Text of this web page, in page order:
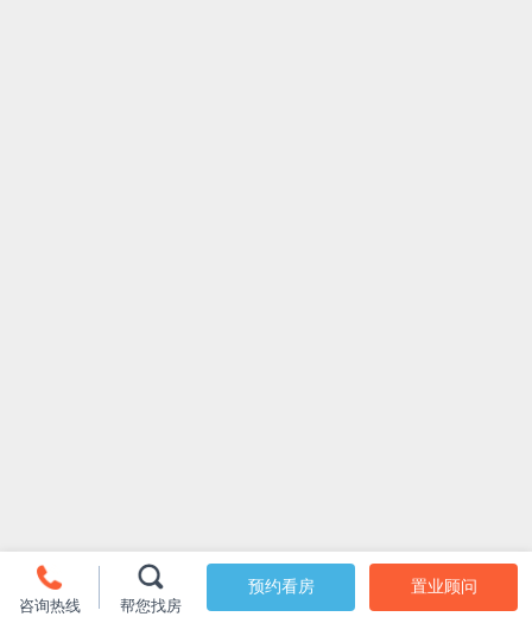
咨询热线 帮您找房
预约看房 置业顾问